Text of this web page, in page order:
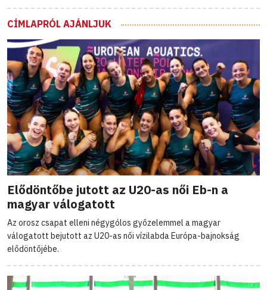
CÍMLAPRÓL AJÁNLJUK
Elődöntőbe jutott az U20-as női Eb-n a
magyar válogatott
Az orosz csapat elleni négygólos győzelemmel a magyar
válogatott bejutott az U20-as női vízilabda Európa-bajnokság
elődöntőjébe.